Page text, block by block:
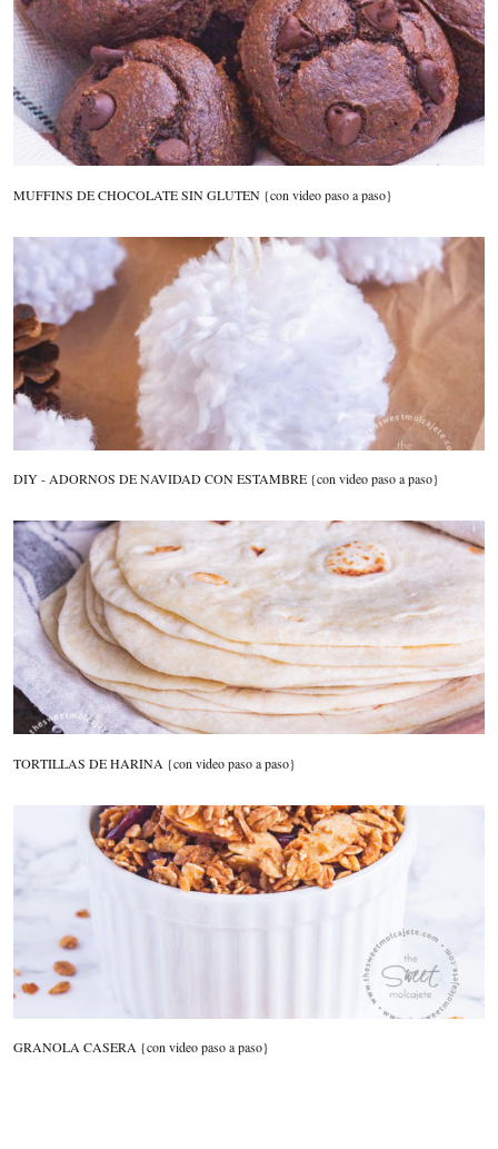
MUFFINS DE CHOCOLATE SIN GLUTEN {con video paso a paso}
DIY - ADORNOS DE NAVIDAD CON ESTAMBRE {con video paso a paso}
TORTILLAS DE HARINA {con video paso a paso}
GRANOLA CASERA {con video paso a paso}